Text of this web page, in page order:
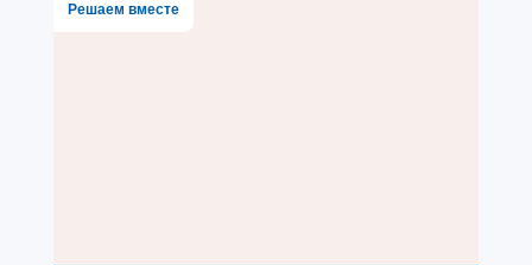
Решаем вместе